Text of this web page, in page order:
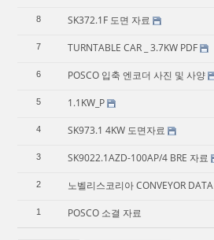
8 SK372.1F 도면 자료
7 TURNTABLE CAR _ 3.7KW PDF
6 POSCO 입축 엔코더 사진 및 사양
5 1.1KW_P
4 SK973.1 4KW 도면자료
3 SK9022.1AZD-100AP/4 BRE 자료
2 노벨리스코리아 CONVEYOR DATA
1 POSCO 소결 자료